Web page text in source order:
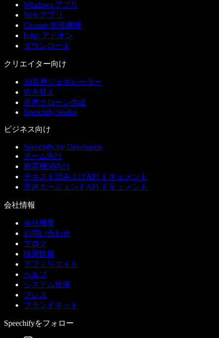
Windows アプリ
Web アプリ
Chrome 拡張機能
Edge アドオン
ダウンロード
クリエイター向け
AI音声ジェネレーター
吹き替え
音声クローン作成
Speechify Studio
ビジネス向け
Speechify for Developers
チーム向け
教育機関向け
テキスト読み上げAPI ドキュメント
音声エージェントAPI ドキュメント
会社情報
会社概要
お問い合わせ
ブログ
採用情報
アフィリエイト
ヘルプ
システム状況
プレス
ブランドキット
Speechifyをフォロー